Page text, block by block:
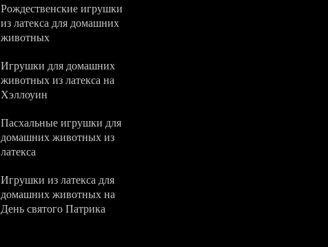
Рождественские игрушки
из латекса для домашних
животных
Игрушки для домашних
животных из латекса на
Хэллоуин
Пасхальные игрушки для
домашних животных из
латекса
Игрушки из латекса для
домашних животных на
День святого Патрика